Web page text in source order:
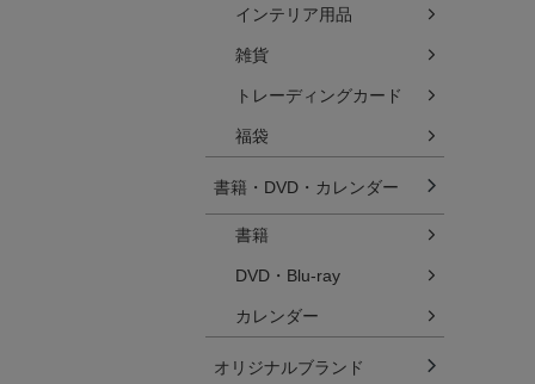
インテリア用品
雑貨
トレーディングカード
福袋
書籍・DVD・カレンダー
書籍
DVD・Blu-ray
カレンダー
オリジナルブランド